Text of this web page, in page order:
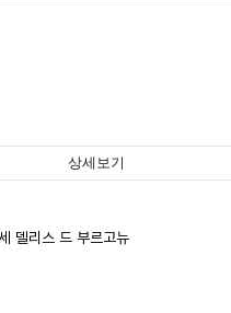
상세보기
델리스 드 부르고뉴